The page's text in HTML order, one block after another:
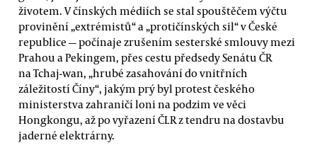
životem. V čínských médiích se stal spouštěčem výčtu
provinění „extrémistů“ a „protičínských sil“ v České
republice — počínaje zrušením sesterské smlouvy mezi
Prahou a Pekingem, přes cestu předsedy Senátu ČR
na Tchaj-wan, „hrubé zasahování do vnitřních
záležitostí Číny“, jakým prý byl protest českého
ministerstva zahraničí loni na podzim ve věci
Hongkongu, až po vyřazení ČLR z tendru na dostavbu
jaderné elektrárny.